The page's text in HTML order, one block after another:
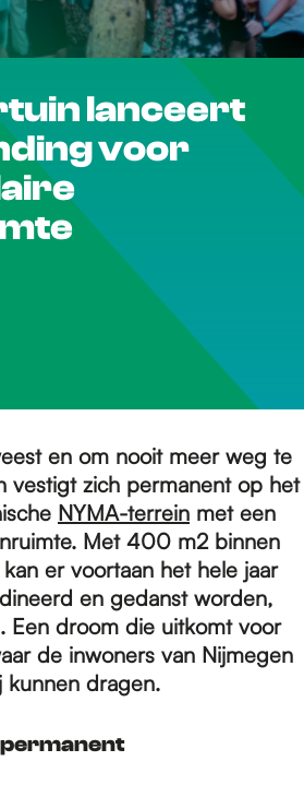
r
d
e
m
e
p
a
g
lanceert
voor
en om nooit meer weg te
vestigt zich permanent op het
NYMA-terrein met een
Met 400 m2 binnen
er voortaan het hele jaar
en gedanst worden,
Een droom die uitkomt voor
de inwoners van Nijmegen
kunnen dragen.